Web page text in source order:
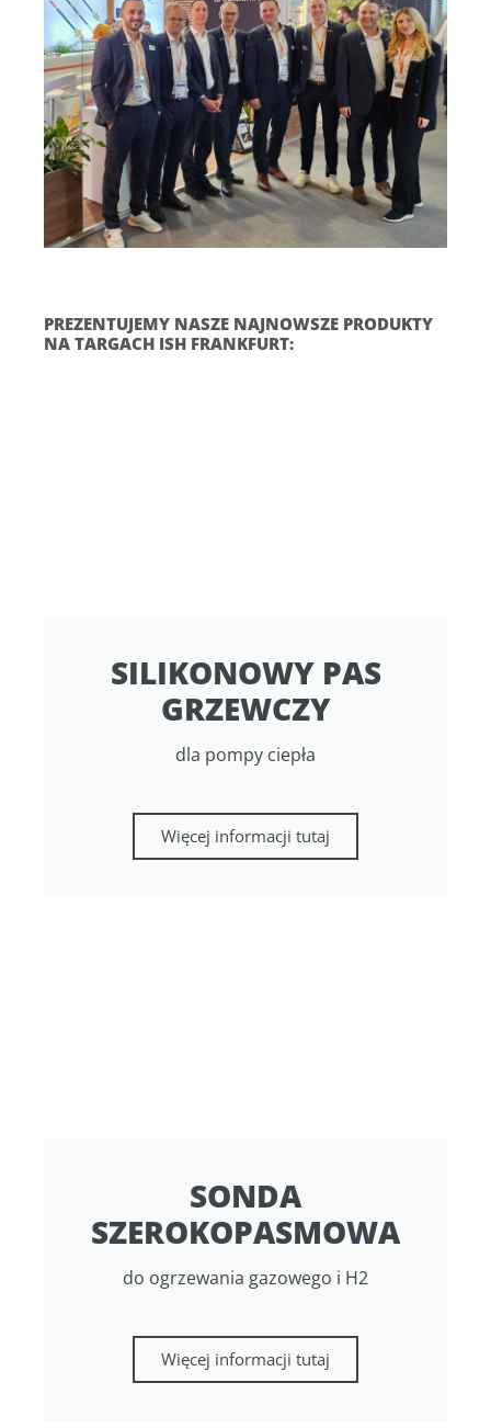
PREZENTUJEMY NASZE NAJNOWSZE PRODUKTY
NA TARGACH ISH FRANKFURT:
SILIKONOWY PAS
GRZEWCZY
dla pompy ciepła
Więcej informacji tutaj
SONDA
SZEROKOPASMOWA
do ogrzewania gazowego i H2
Więcej informacji tutaj